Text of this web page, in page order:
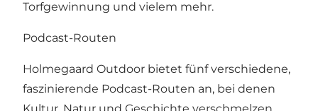
Torfgewinnung und vielem mehr.
Podcast-Routen
Holmegaard Outdoor bietet fünf verschiedene,
faszinierende Podcast-Routen an, bei denen